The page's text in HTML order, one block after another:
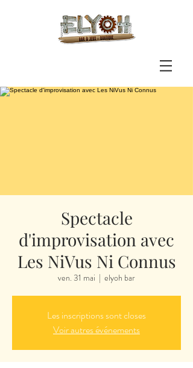
Spectacle
d'improvisation avec
Les NiVus Ni Connus
ven. 31 mai
  |
elyoh bar
Les inscriptions sont closes
Voir autres événements